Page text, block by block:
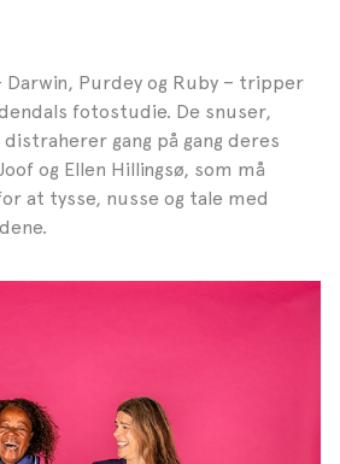
Purdey og Ruby – tripper
fotostudie. De snuser,
distraherer gang på gang deres
og Ellen Hillingsø, som må
at tysse, nusse og tale med